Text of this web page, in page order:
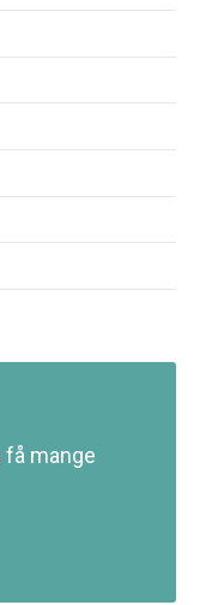
mange